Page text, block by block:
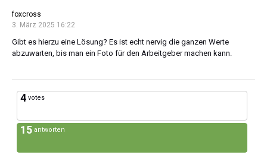
foxcross
3. März 2025 16:22
Gibt es hierzu eine Lösung? Es ist echt nervig die ganzen Werte
abzuwarten, bis man ein Foto für den Arbeitgeber machen kann.
4 votes
15 antworten